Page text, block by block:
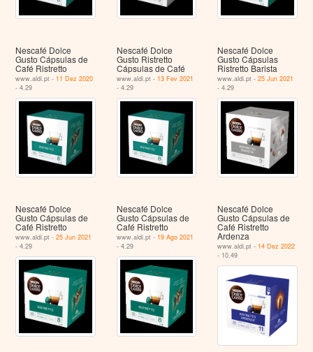
Nescafé Dolce
Gusto Cápsulas de
Café Ristretto
www.aldi.pt - 11 Dez 2020
- 4.29
Nescafé Dolce
Gusto Ristretto
Cápsulas de Café
www.aldi.pt - 13 Fev 2021
- 4.29
Nescafé Dolce
Gusto Cápsulas
Ristretto Barista
www.aldi.pt -25 Jun 2021
- 4.29
Nescafé Dolce
Gusto Cápsulas de
Café Ristretto
www.aldi.pt -25 Jun 2021
- 4.29
Nescafé Dolce
Gusto Cápsulas de
Café Ristretto
www.aldi.pt - 19 Ago 2021
- 4.29
Nescafé Dolce
Gusto Cápsulas de
Café Ristretto
Ardenza
www.aldi.pt - 14 Dez 2022
- 10.49